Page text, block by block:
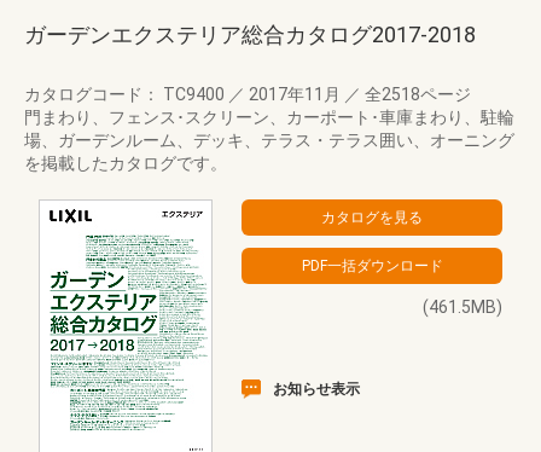
ガーデンエクステリア総合カタログ2017-2018
カタログコード： TC9400 ／ 2017年11月 ／ 全2518ページ
門まわり、フェンス･スクリーン、カーポート･車庫まわり、駐輪
場、ガーデンルーム、デッキ、テラス・テラス囲い、オーニング
を掲載したカタログです。
(461.5MB)
お知らせ表示